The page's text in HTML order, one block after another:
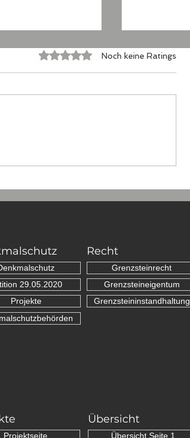
Mit 0 von 5 Sternen bewertet.
Noch keine Ratings
29.05.2020
Projekte
Recht
Grenzsteinrecht
Grenzsteineigentum
Grenzsteininstandhaltung
Projektseite
Übersicht
Übersicht Seite 1